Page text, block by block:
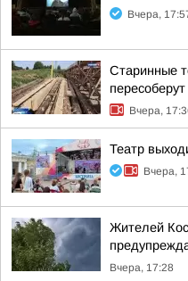
Вчера,
Старинные
Вчера,
Театр
Вчера,
Жителей
Вчера, 17:28